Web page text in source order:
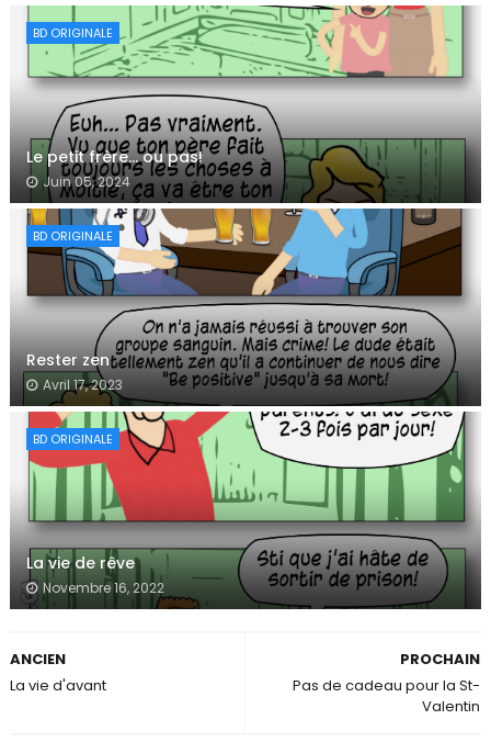
BD ORIGINALE
Le petit frère… ou pas!
Juin 05, 2024
BD ORIGINALE
Rester zen
Avril 17, 2023
BD ORIGINALE
La vie de rêve
Novembre 16, 2022
PROCHAIN
Pas de cadeau pour la St-
Valentin
ANCIEN
La vie d'avant